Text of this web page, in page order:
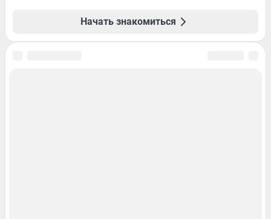
Начать знакомиться